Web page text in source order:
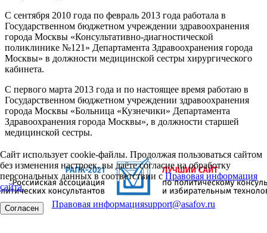
С сентября 2010 года по февраль 2013 года работала в
Государственном бюджетном учреждении здравоохранения
города Москвы «Консультативно-диагностической
поликлинике №121» Департамента Здравоохранения города
Москвы» в должности медицинской сестры хирургического
кабинета.
С первого марта 2013 года и по настоящее время работаю в
Государственном бюджетном учреждении здравоохранения
города Москвы «Больница «Кузнечики» Департамента
Здравоохранения города Москвы», в должности старшей
медицинской сестры.
Сайт использует cookie-файлы. Продолжая пользоваться сайтом
без изменения настроек, вы даёте согласие на обработку
персональных данных в соответствии сПравовая информация
сайта.
Согласен Правовая информацияsupport@asafov.ru